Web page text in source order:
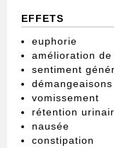
EFFETS
euphorie
amélioration
sentiment
démangeaisons
vomissement
rétention
nausée
constipation